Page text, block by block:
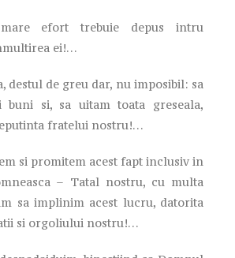
efort trebuie depus intru
ei!…
destul de greu dar, nu imposibil: sa
buni si, sa uitam toata greseala,
fratelui nostru!…
si promitem acest fapt inclusiv in
– Tatal nostru, cu multa
sa implinim acest lucru, datorita
si orgoliului nostru!…